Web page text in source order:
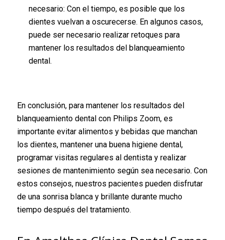
necesario: Con el tiempo, es posible que los
dientes vuelvan a oscurecerse. En algunos casos,
puede ser necesario realizar retoques para
mantener los resultados del blanqueamiento
dental.
En conclusión, para mantener los resultados del
blanqueamiento dental con Philips Zoom, es
importante evitar alimentos y bebidas que manchan
los dientes, mantener una buena higiene dental,
programar visitas regulares al dentista y realizar
sesiones de mantenimiento según sea necesario. Con
estos consejos, nuestros pacientes pueden disfrutar
de una sonrisa blanca y brillante durante mucho
tiempo después del tratamiento.